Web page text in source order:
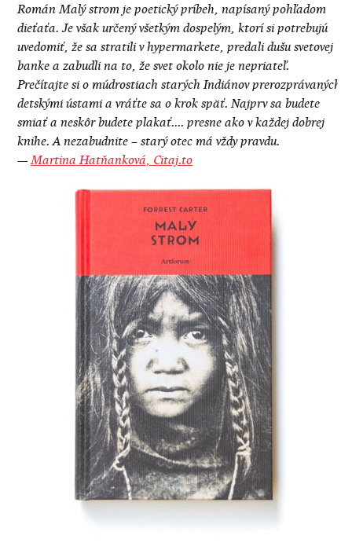
Román Malý strom je poetický príbeh, napísaný pohľadom
dieťaťa. Je však určený všetkým dospelým, ktorí si potrebujú
uvedomiť, že sa stratili v hypermarkete, predali dušu svetovej
banke a zabudli na to, že svet okolo nie je nepriateľ.
Prečítajte si o múdrostiach starých Indiánov prerozprávaných
detskými ústami a vráťte sa o krok späť. Najprv sa budete
smiať a neskôr budete plakať.... presne ako v každej dobrej
knihe. A nezabudnite – starý otec má vždy pravdu.
—Martina Hatňanková, Citaj.to